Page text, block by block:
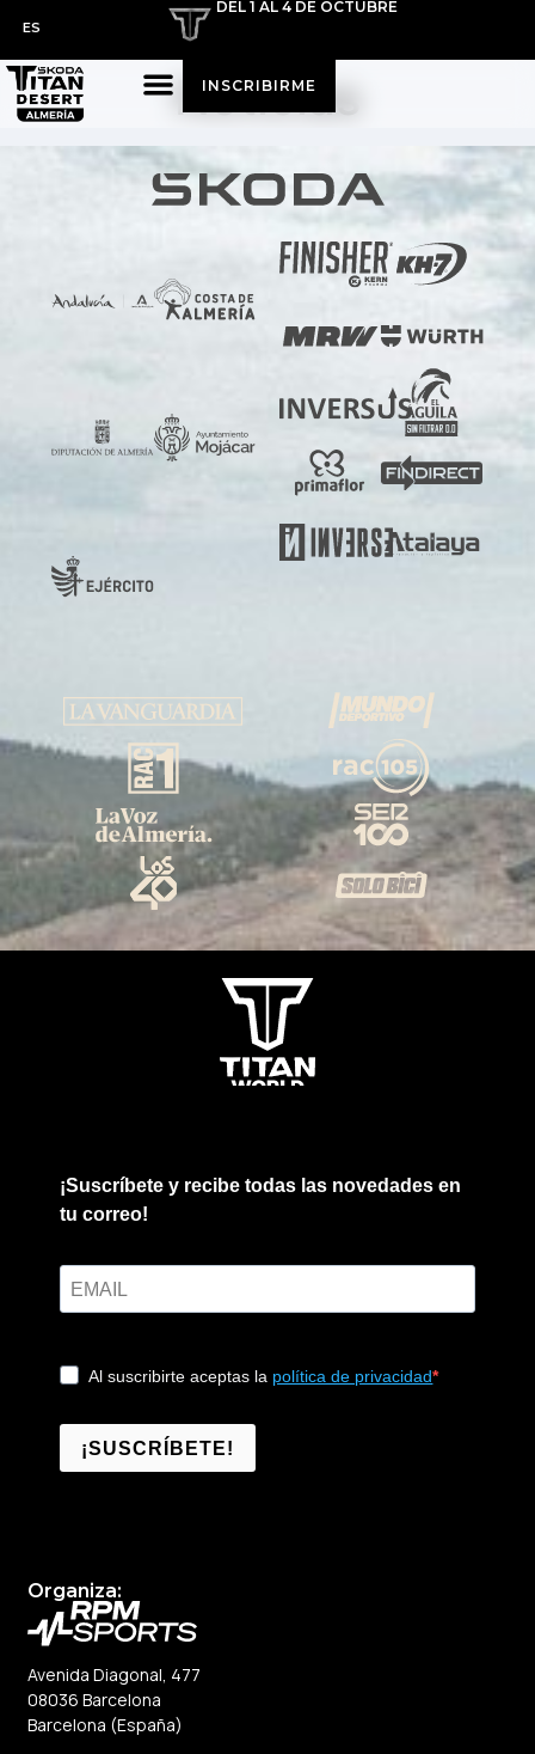
ES
DEL 1 AL 4 DE OCTUBRE
INSCRIBIRME
Noticias
¡Suscríbete y recibe todas las novedades en
tu correo!
Al suscribirte aceptas la política de privacidad
¡SUSCRÍBETE!
Organiza:
Avenida Diagonal, 477
08036 Barcelona
Barcelona (España)